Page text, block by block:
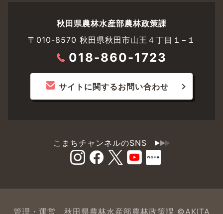
秋田県農林水産部農林政策課
〒010-8570 秋田県秋田市山王４丁目１−１
018-860-1723
サイトに関するお問い合わせ
こまちチャンネルのSNS
管理・運営 秋田県農林水産部農林政策課 ©AKITA